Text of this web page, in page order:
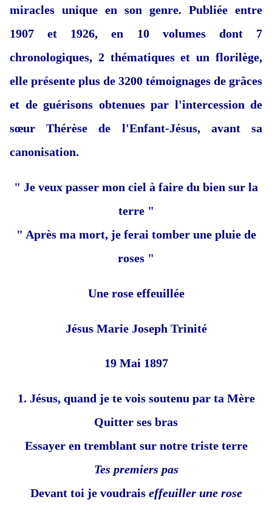
miracles unique en son genre. Publiée entre
1907 et 1926, en 10 volumes dont 7
chronologiques, 2 thématiques et un florilège,
elle présente plus de 3200 témoignages de grâces
et de guérisons obtenues par l'intercession de
sœur Thérèse de l'Enfant-Jésus, avant sa
canonisation.
" Je veux passer mon ciel à faire du bien sur la
terre "
" Après ma mort, je ferai tomber une pluie de
roses "
Une rose effeuillée
Jésus Marie Joseph Trinité
19 Mai 1897
1. Jésus, quand je te vois soutenu par ta Mère
Quitter ses bras
Essayer en tremblant sur notre triste terre
Tes premiers pas
Devant toi je voudrais effeuiller une rose